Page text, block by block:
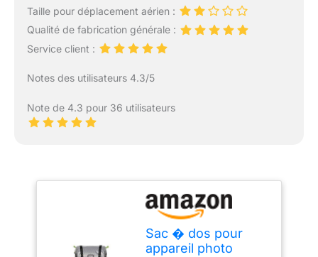
Taille pour déplacement aérien :
Qualité de fabrication générale :
Service client :
Notes des utilisateurs 4.3/5
Note de 4.3 pour 36 utilisateurs
Sac � dos pour
appareil photo